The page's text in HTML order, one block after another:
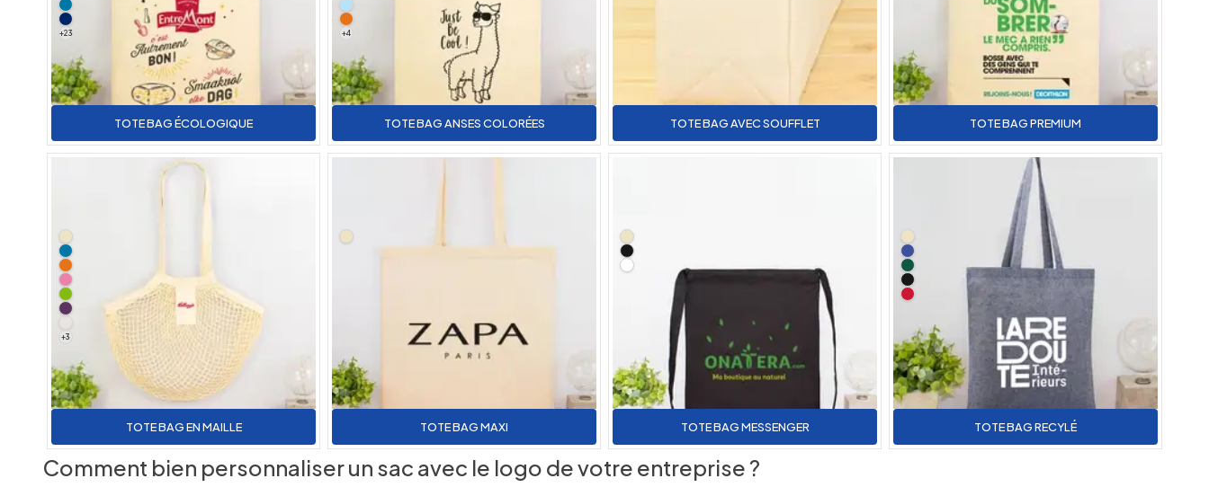
+23
TOTE BAG ÉCOLOGIQUE
+4
TOTE BAG ANSES COLORÉES TOTE BAG AVEC SOUFFLET TOTE BAG PREMIUM
+3
TOTE BAG EN MAILLE TOTE BAG MAXI TOTE BAG MESSENGER TOTE BAG RECYLÉ
Comment bien personnaliser un sac avec le logo de votre entreprise ?